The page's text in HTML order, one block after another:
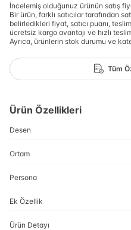
İncelemiş olduğunuz ürünün satış
Bir ürün, farklı satıcılar tarafından
belirledikleri fiyat, satıcı puanı,
ücretsiz kargo avantajı ve hızlı
Ayrıca, ürünlerin stok durumu ve
Tüm
Ürün Özellikleri
Desen
Ortam
Persona
Ek Özellik
Ürün Detayı